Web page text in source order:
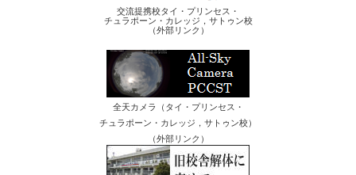
交流提携校タイ・プリンセス・
チュラポーン・カレッジ，サトゥン校
（外部リンク）
全天カメラ（タイ・プリンセス・
チュラポーン・カレッジ，サトゥン校）
（外部リンク）